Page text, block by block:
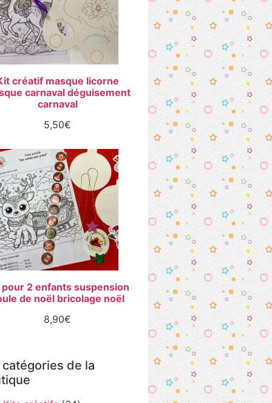
créatif masque licorne
carnaval déguisement
carnaval
5,50€
2 enfants suspension
de noël bricolage noël
8,90€
catégories de la